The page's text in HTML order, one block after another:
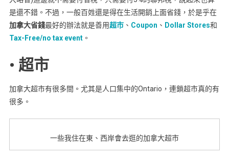
是還不錯。不過，一般百姓還是得在生活開銷上面省錢，於是乎在
加拿大省錢最好的辦法就是善用超市、 Coupon 、 Dollar Stores和
Tax-Free/no tax event。
• 超市
加拿大超市有很多間。尤其是人口集中的Ontario，連鎖超市真的有
很多。
一些我住在東、西岸會去逛的加拿大超市